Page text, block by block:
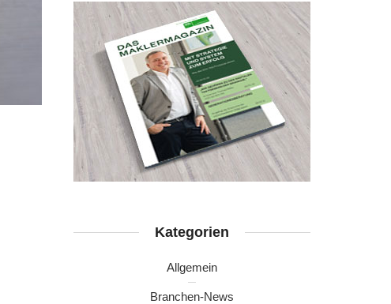
Kategorien
Allgemein
Branchen-News